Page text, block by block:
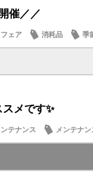
催／／
ェア 消耗品 季
メです✨
テナンス
メンテナ